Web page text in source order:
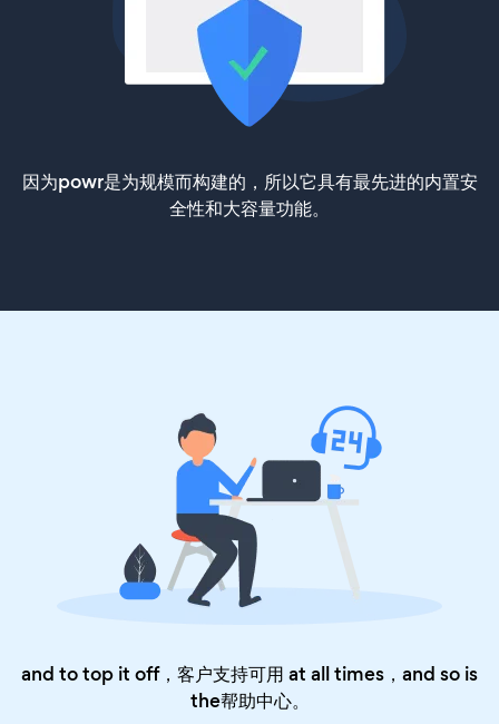
因为powr是为规模而构建的，所以它具有最先进的内置安
全性和大容量功能。
and to top it off，客户支持可用 at all times，and so is
the帮助中心。